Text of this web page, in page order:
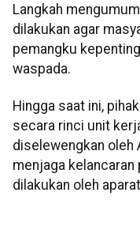
Langkah
dilakukan agar
pemangku
waspada.
Hingga saat ini,
secara rinci unit
diselewengkan oleh
menjaga
dilakukan oleh